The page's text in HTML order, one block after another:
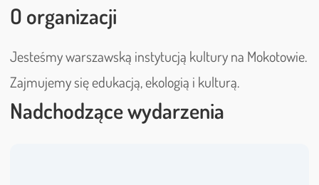
O organizacji
Jesteśmy warszawską instytucją kultury na Mokotowie.
Zajmujemy się edukacją, ekologią i kulturą.
Nadchodzące wydarzenia